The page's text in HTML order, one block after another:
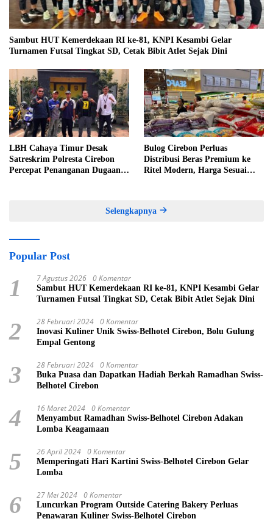
Sambut HUT Kemerdekaan RI ke-81, KNPI Kesambi Gelar
Turnamen Futsal Tingkat SD, Cetak Bibit Atlet Sejak Dini
LBH Cahaya Timur Desak
Satreskrim Polresta Cirebon
Percepat Penanganan Dugaan
Bulog Cirebon Perluas
Distribusi Beras Premium ke
Ritel Modern, Harga Sesuai
Selengkapnya
Popular Post
1 7 Agustus 2026 0 Komentar
Sambut HUT Kemerdekaan RI ke-81, KNPI Kesambi Gelar
Turnamen Futsal Tingkat SD, Cetak Bibit Atlet Sejak Dini
2 28 Februari 2024 0 Komentar
Inovasi Kuliner Unik Swiss-Belhotel Cirebon, Bolu Gulung
Empal Gentong
3 28 Februari 2024 0 Komentar
Buka Puasa dan Dapatkan Hadiah Berkah Ramadhan Swiss-
Belhotel Cirebon
4 16 Maret 2024 0 Komentar
Menyambut Ramadhan Swiss-Belhotel Cirebon Adakan
Lomba Keagamaan
5 26 April 2024 0 Komentar
Memperingati Hari Kartini Swiss-Belhotel Cirebon Gelar
Lomba
6 27 Mei 2024 0 Komentar
Luncurkan Program Outside Catering Bakery Perluas
Penawaran Kuliner Swiss-Belhotel Cirebon